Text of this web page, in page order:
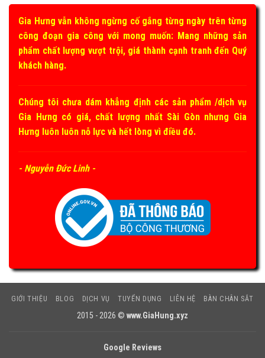
Gia Hưng vẫn không ngừng cố gắng từng ngày trên từng
công đoạn gia công với mong muốn: Mang những sản
phẩm chất lượng vượt trội, giá thành cạnh tranh đến Quý
khách hàng.
Chúng tôi chưa dám khẳng định các sản phẩm /dịch vụ
Gia Hưng có giá, chất lượng nhất Sài Gòn nhưng Gia
Hưng luôn luôn nỗ lực và hết lòng vì điều đó.
- Nguyễn Đức Linh -
GIỚI THIỆU BLOG DỊCH VỤ TUYỂN DỤNG LIÊN HỆ BÀN CHÂN SẮT
2015 - 2026 © www.GiaHung.xyz
Google Reviews